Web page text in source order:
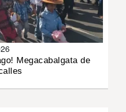
Megacabalgata de